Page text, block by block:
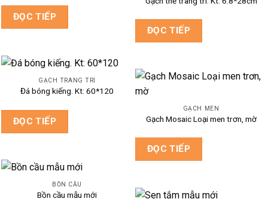
ĐỌC TIẾP
ĐỌC TIẾP
GẠCH TRANG TRÍ
Đá bóng kiếng. Kt: 60*120
ĐỌC TIẾP
GẠCH MEN
Gạch Mosaic Loại men trơn, mờ
ĐỌC TIẾP
BỒN CẦU
Bồn cầu mẫu mới